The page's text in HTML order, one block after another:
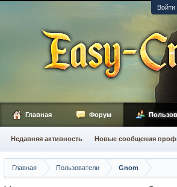
Войти
Главная Пользователи Gnom
Главная Форум
Недавняя активность Новые сообщения